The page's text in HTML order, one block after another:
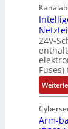
i
s
c
h
e
G
e
h
ä
u
s
24V-
Arm-